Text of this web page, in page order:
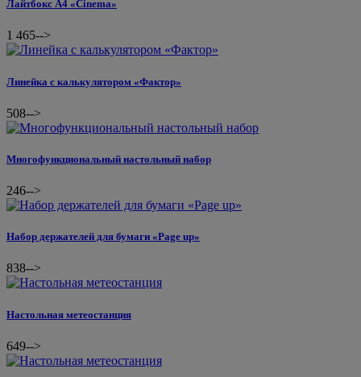
Лайтбокс A4 «Cinema»
1 465-->
Линейка с калькулятором «Фактор»
508-->
Многофункциональный настольный набор
246-->
Набор держателей для бумаги «Page up»
838-->
Настольная метеостанция
649-->